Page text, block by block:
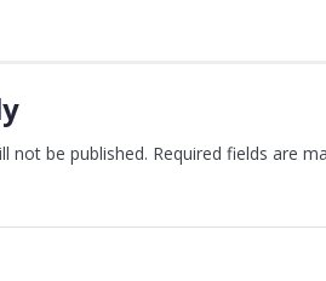
not be published. Required fields are